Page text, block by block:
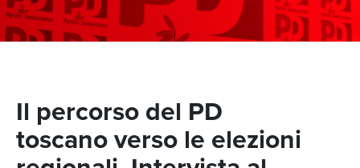
Il percorso del PD
toscano verso le elezioni